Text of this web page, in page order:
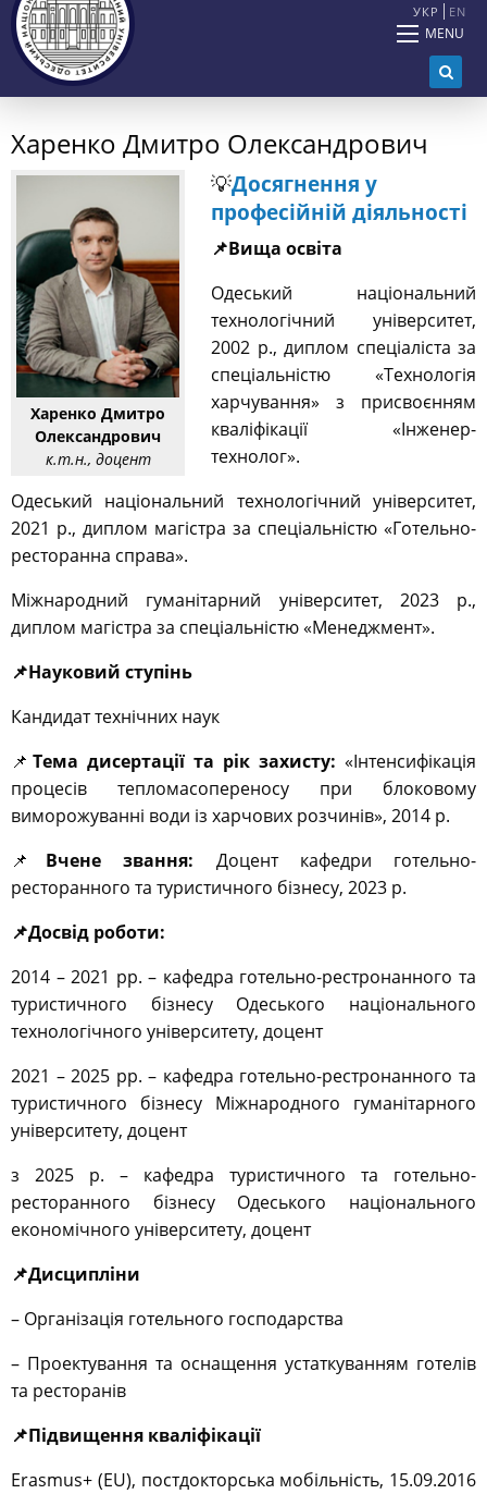
УКР EN
MENU
Харенко Дмитро Олександрович
Харенко Дмитро
Олександрович
к.т.н., доцент
💡Досягнення у
професійній діяльності
📌Вища освіта
Одеський національний
технологічний університет,
2002 р., диплом спеціаліста за
спеціальністю «Технологія
харчування» з присвоєнням
кваліфікації «Інженер-
технолог».
Одеський національний технологічний університет,
2021 р., диплом магістра за спеціальністю «Готельно-
ресторанна справа».
Міжнародний гуманітарний університет, 2023 р.,
диплом магістра за спеціальністю «Менеджмент».
📌Науковий ступінь
Кандидат технічних наук
📌 Тема дисертації та рік захисту: «Інтенсифікація
процесів тепломасопереносу при блоковому
виморожуванні води із харчових розчинів», 2014 р.
📌 Вчене звання: Доцент кафедри готельно-
ресторанного та туристичного бізнесу, 2023 р.
📌Досвід роботи:
2014 – 2021 рр. – кафедра готельно-рестронанного та
туристичного бізнесу Одеського національного
технологічного університету, доцент
2021 – 2025 рр. – кафедра готельно-рестронанного та
туристичного бізнесу Міжнародного гуманітарного
університету, доцент
з 2025 р. – кафедра туристичного та готельно-
ресторанного бізнесу Одеського національного
економічного університету, доцент
📌Дисципліни
– Організація готельного господарства
– Проектування та оснащення устаткуванням готелів
та ресторанів
📌Підвищення кваліфікації
Erasmus+ (EU), постдокторська мобільність, 15.09.2016